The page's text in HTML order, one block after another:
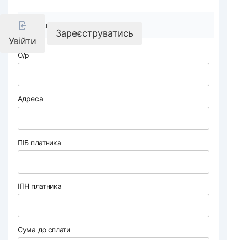
Увійти
Зареєструватись
Реквізити компанії
О/р
Адреса
ПІБ платника
ІПН платника
Сума до сплати